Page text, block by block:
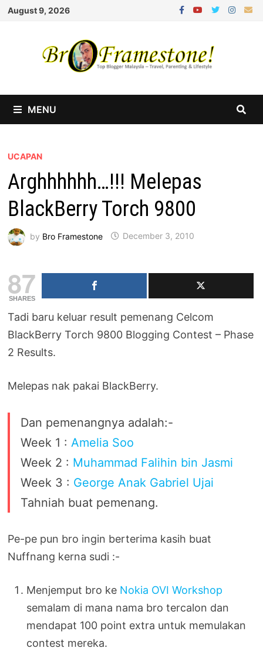
Skip
August 9, 2026
MENU
UCAPAN
Arghhhhhh…!!! Melepas
BlackBerry Torch 9800
by Bro Framestone December 3, 2010
87
SHARES
Tadi baru keluar result pemenang Celcom
BlackBerry Torch 9800 Blogging Contest – Phase
2 Results.
Melepas nak pakai BlackBerry.
Dan pemenangnya adalah:-
Week 1 : Amelia Soo
Week 2 : Muhammad Falihin bin Jasmi
Week 3 : George Anak Gabriel Ujai
Tahniah buat pemenang.
Pe-pe pun bro ingin berterima kasih buat
Nuffnang kerna sudi :-
Menjemput bro ke Nokia OVI Workshop
semalam di mana nama bro tercalon dan
mendapat 100 point extra untuk memulakan
contest mereka.